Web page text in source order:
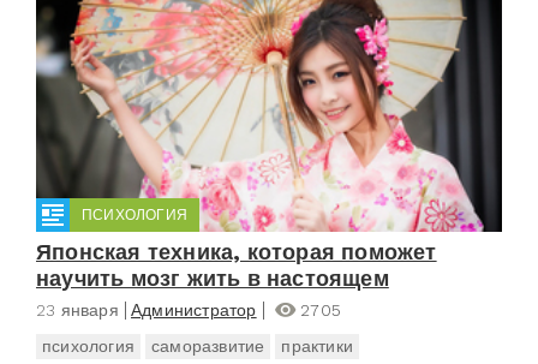
ПСИХОЛОГИЯ
Японская техника, которая поможет
научить мозг жить в настоящем
23 января Администратор
2705
психология
саморазвитие практики